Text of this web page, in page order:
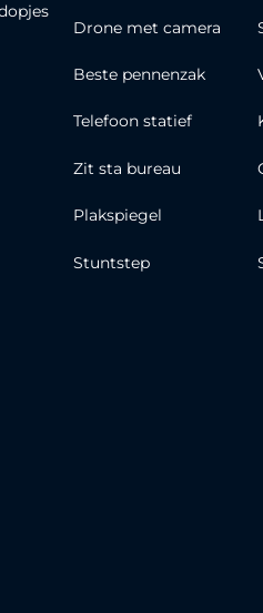
Drone met camera
Beste pennenzak
Telefoon statief
Zit sta bureau
Plakspiegel
Stuntstep